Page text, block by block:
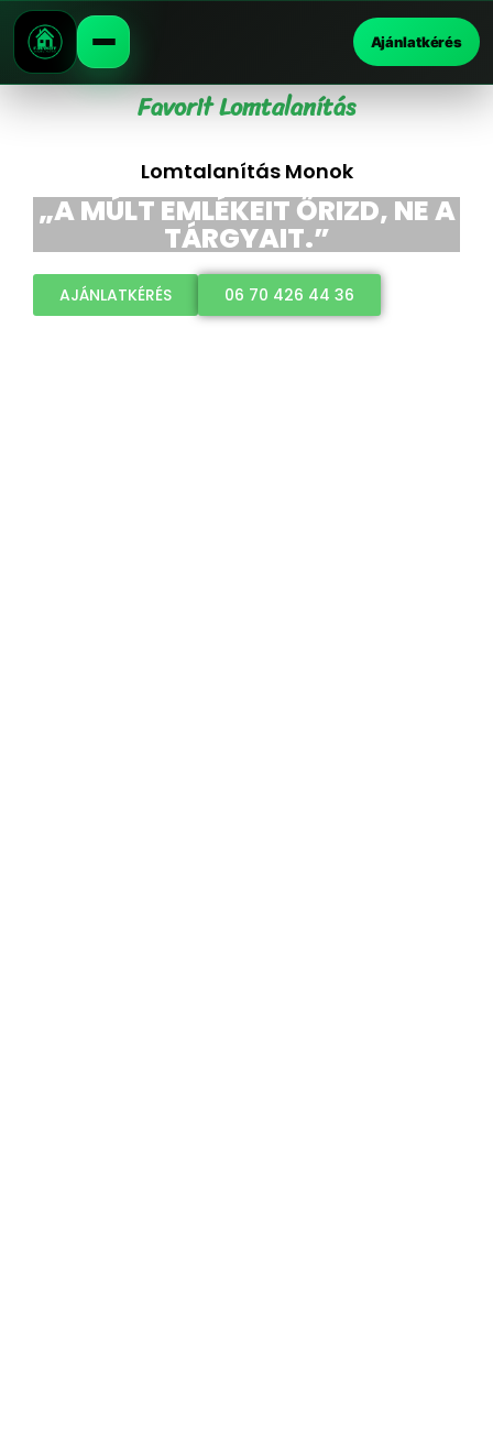
Ajánlatkérés
Favorit Lomtalanítás
Lomtalanítás Monok
„A MÚLT EMLÉKEIT ŐRIZD, NE A
TÁRGYAIT.”
AJÁNLATKÉRÉS 06 70 426 44 36